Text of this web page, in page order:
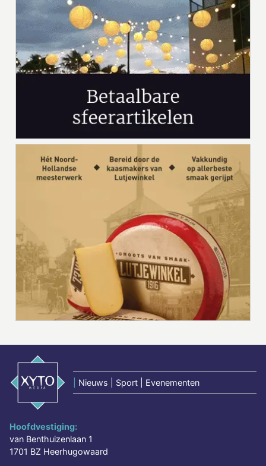
Nieuws | Sport | Evenementen
Hoofdvestiging:
van Benthuizenlaan 1
1701 BZ Heerhugowaard